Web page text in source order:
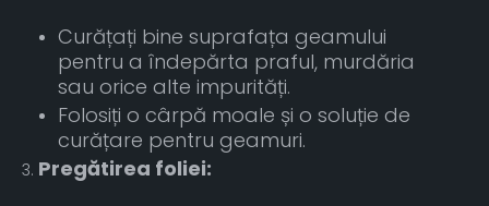
Curățați bine suprafața geamului
pentru a îndepărta praful, murdăria
sau orice alte impurități.
Folosiți o cârpă moale și o soluție de
curățare pentru geamuri.
Pregătirea foliei: